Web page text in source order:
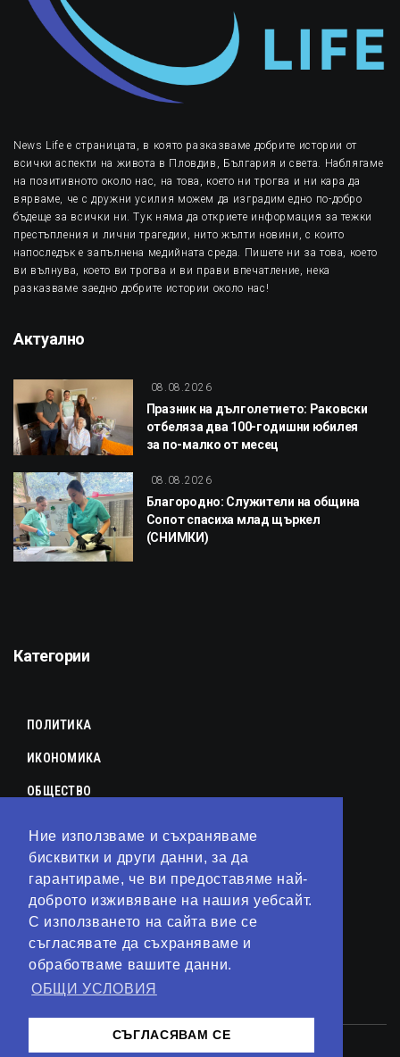
Ние използваме и съхраняваме
бисквитки и други данни, за да
гарантираме, че ви предоставяме най-
доброто изживяване на нашия уебсайт.
С използването на сайта вие се
съгласявате да съхраняваме и
обработваме вашите данни.
ОБЩИ УСЛОВИЯ
СЪГЛАСЯВАМ СЕ
News Life е страницата, в която разказваме добрите истории от
всички аспекти на живота в Пловдив, България и света. Наблягаме
на позитивното около нас, на това, което ни трогва и ни кара да
вярваме, че с дружни усилия можем да изградим едно по-добро
бъдеще за всички ни. Тук няма да откриете информация за тежки
престъпления и лични трагедии, нито жълти новини, с които
напоследък е запълнена медийната среда. Пишете ни за това, което
ви вълнува, което ви трогва и ви прави впечатление, нека
разказваме заедно добрите истории около нас!
Актуално
08.08.2026
Празник на дълголетието: Раковски
отбеляза два 100-годишни юбилея
за по-малко от месец
08.08.2026
Благородно: Служители на община
Сопот спасиха млад щъркел
(СНИМКИ)
Категории
ПОЛИТИКА
ИКОНОМИКА
ОБЩЕСТВО
КУЛТУРА
ЛАЙФСТАЙЛ
ТЕХНОЛОГИИ
АНАЛИЗИ
СВЯТ
© 2023 – Сайт отKirov Invest Group